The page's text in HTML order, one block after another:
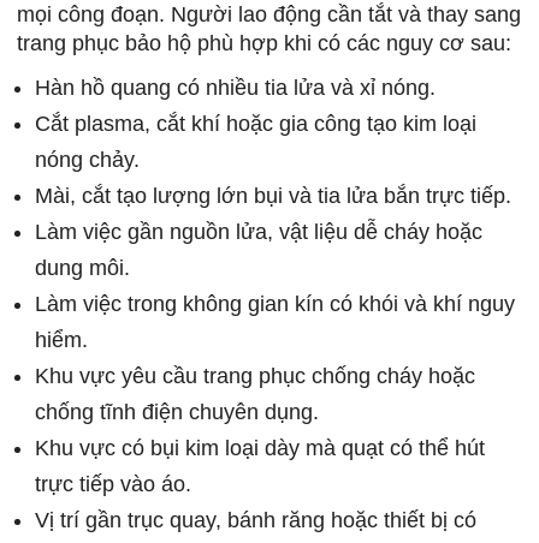
mọi công đoạn. Người lao động cần tắt và thay sang
trang phục bảo hộ phù hợp khi có các nguy cơ sau:
Hàn hồ quang có nhiều tia lửa và xỉ nóng.
Cắt plasma, cắt khí hoặc gia công tạo kim loại
nóng chảy.
Mài, cắt tạo lượng lớn bụi và tia lửa bắn trực tiếp.
Làm việc gần nguồn lửa, vật liệu dễ cháy hoặc
dung môi.
Làm việc trong không gian kín có khói và khí nguy
hiểm.
Khu vực yêu cầu trang phục chống cháy hoặc
chống tĩnh điện chuyên dụng.
Khu vực có bụi kim loại dày mà quạt có thể hút
trực tiếp vào áo.
Vị trí gần trục quay, bánh răng hoặc thiết bị có